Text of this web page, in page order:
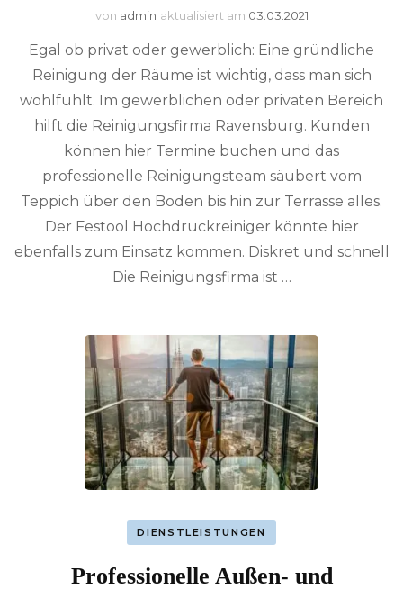
von admin aktualisiert am 03.03.2021
Egal ob privat oder gewerblich: Eine gründliche
Reinigung der Räume ist wichtig, dass man sich
wohlfühlt. Im gewerblichen oder privaten Bereich
hilft die Reinigungsfirma Ravensburg. Kunden
können hier Termine buchen und das
professionelle Reinigungsteam säubert vom
Teppich über den Boden bis hin zur Terrasse alles.
Der Festool Hochdruckreiniger könnte hier
ebenfalls zum Einsatz kommen. Diskret und schnell
Die Reinigungsfirma ist …
DIENSTLEISTUNGEN
Professionelle Außen- und